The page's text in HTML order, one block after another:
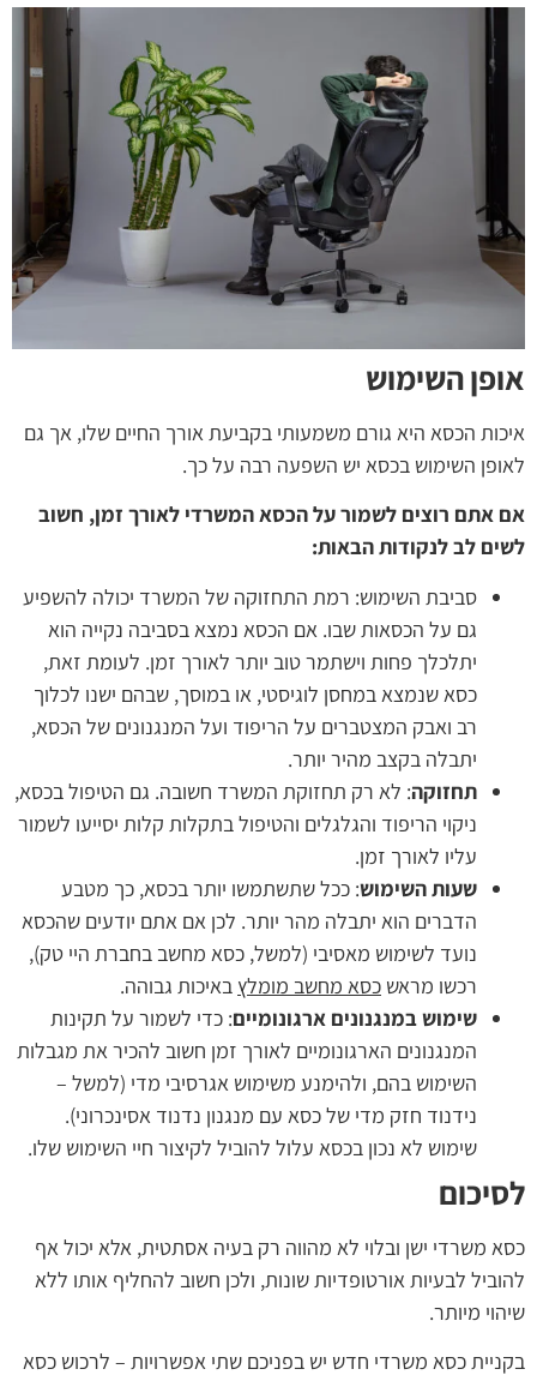
אופן השימוש
איכות הכסא היא גורם משמעותי בקביעת אורך החיים שלו, אך גם
לאופן השימוש בכסא יש השפעה רבה על כך.
אם אתם רוצים לשמור על הכסא המשרדי לאורך זמן, חשוב
לשים לב לנקודות הבאות:
סביבת השימוש: רמת התחזוקה של המשרד יכולה להשפיע
גם על הכסאות שבו. אם הכסא נמצא בסביבה נקייה הוא
יתלכלך פחות וישתמר טוב יותר לאורך זמן. לעומת זאת,
כסא שנמצא במחסן לוגיסטי, או במוסך, שבהם ישנו לכלוך
רב ואבק המצטברים על הריפוד ועל המנגנונים של הכסא,
יתבלה בקצב מהיר יותר.
תחזוקה: לא רק תחזוקת המשרד חשובה. גם הטיפול בכסא,
ניקוי הריפוד והגלגלים והטיפול בתקלות קלות יסייעו לשמור
עליו לאורך זמן.
שעות השימוש: ככל שתשתמשו יותר בכסא, כך מטבע
הדברים הוא יתבלה מהר יותר. לכן אם אתם יודעים שהכסא
נועד לשימוש מאסיבי (למשל, כסא מחשב בחברת היי טק),
רכשו מראש כסא מחשב מומלץ באיכות גבוהה.
שימוש במנגנונים ארגונומיים: כדי לשמור על תקינות
המנגנונים הארגונומיים לאורך זמן חשוב להכיר את מגבלות
השימוש בהם, ולהימנע משימוש אגרסיבי מדי (למשל –
נידנוד חזק מדי של כסא עם מנגנון נדנוד אסינכרוני).
שימוש לא נכון בכסא עלול להוביל לקיצור חיי השימוש שלו.
לסיכום
כסא משרדי ישן ובלוי לא מהווה רק בעיה אסתטית, אלא יכול אף
להוביל לבעיות אורטופדיות שונות, ולכן חשוב להחליף אותו ללא
שיהוי מיותר.
בקניית כסא משרדי חדש יש בפניכם שתי אפשרויות – לרכוש כסא